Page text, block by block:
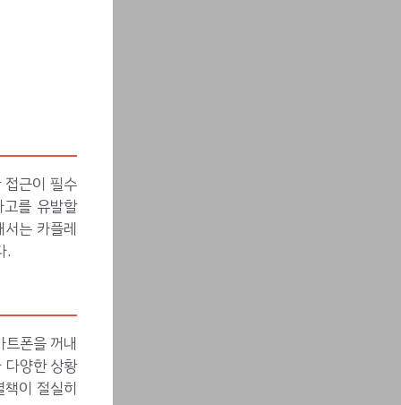
근이 필수
를 유발할
는 카플레
.
폰을 꺼내
다양한 상황
이 절실히